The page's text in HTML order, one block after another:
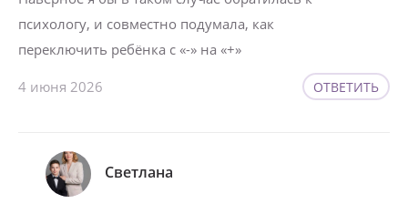
психологу, и совместно подумала, как
переключить ребёнка с «-» на «+»
4 июня 2026 ОТВЕТИТЬ
Светлана